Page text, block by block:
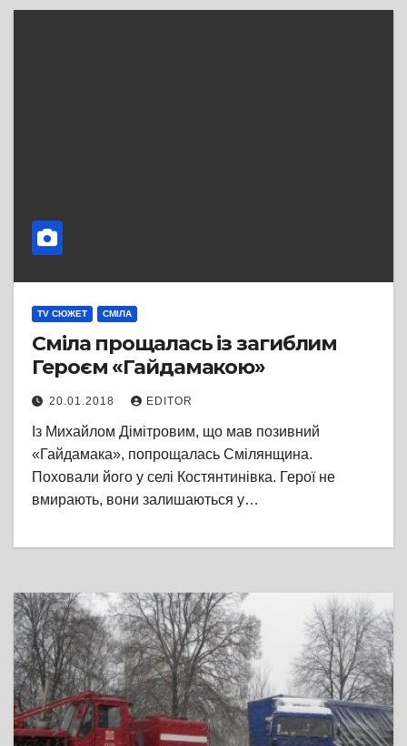
TV СЮЖЕТ СМІЛА
Сміла прощалась із загиблим
Героєм «Гайдамакою»
20.01.2018 EDITOR
Із Михайлом Дімітровим, що мав позивний
«Гайдамака», попрощалась Смілянщина.
Поховали його у селі Костянтинівка. Герої не
вмирають, вони залишаються у…